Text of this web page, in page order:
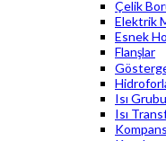
Çelik
Elektrik
Esnek
Flanşlar
Isı
Isı